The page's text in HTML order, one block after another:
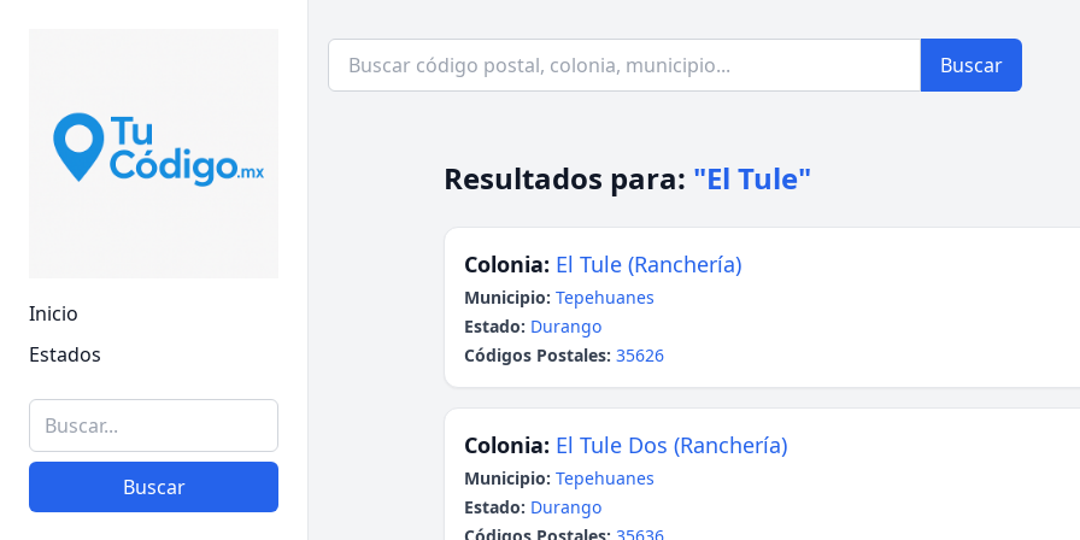
Inicio
Estados
Buscar
Buscar
Resultados para: "El Tule"
Colonia: El Tule (Ranchería)
Municipio: Tepehuanes
Estado: Durango
Códigos Postales: 35626
Colonia: El Tule Dos (Ranchería)
Municipio: Tepehuanes
Estado: Durango